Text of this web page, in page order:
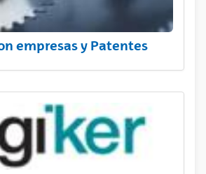
empresas y Patentes